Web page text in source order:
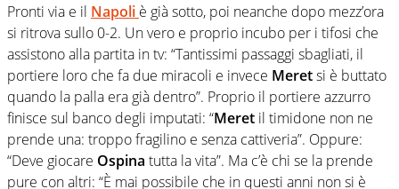
Pronti via e il Napoli è già sotto, poi neanche dopo mezz’ora
si ritrova sullo 0-2. Un vero e proprio incubo per i tifosi che
assistono alla partita in tv: “Tantissimi passaggi sbagliati, il
portiere loro che fa due miracoli e invece Meretsi è buttato
quando la palla era già dentro”. Proprio il portiere azzurro
finisce sul banco degli imputati: “Meret il timidone non ne
prende una: troppo fragilino e senza cattiveria”. Oppure:
“Deve giocare Ospina tutta la vita”. Ma c’è chi se la prende
pure con altri: “È mai possibile che in questi anni non si è